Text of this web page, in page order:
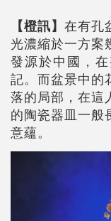
【橙訊】 在有孔
光濃縮於一方案
發源於中國，
記。而盆景中的
落的局部，在這
的陶瓷器皿一般
意蘊。